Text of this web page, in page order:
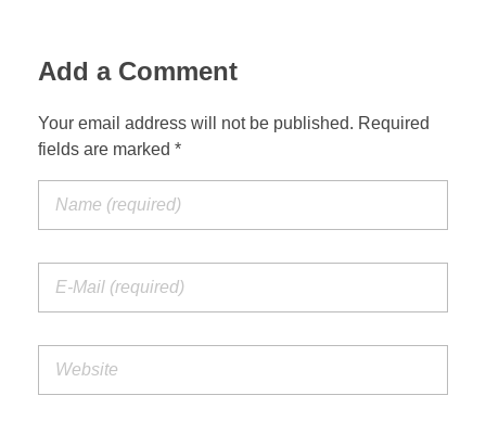
Add a Comment
Your email address will not be published. Required
fields are marked *